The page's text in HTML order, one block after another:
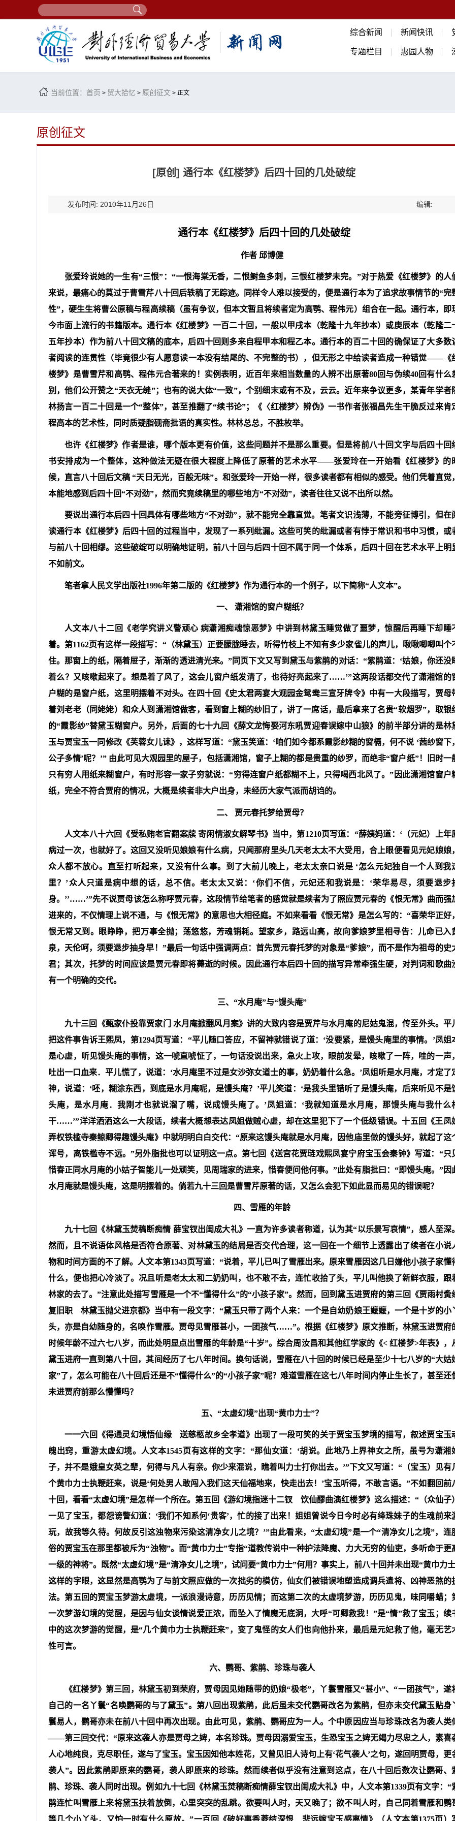
综合新闻 新闻快讯
专题栏目 惠园人物
当前位置： 首页 > 贸大拾忆 > 原创征文 > 正文
原创征文
[原创] 通行本《红楼梦》后四十回的几处破绽
发布时间: 2010年11月26日 编辑:
通行本《红楼梦》后四十回的几处破绽
作者 邱博健
张爱玲说她的一生有“三恨”：“一恨海棠无香，二恨鲥鱼多刺，三恨红楼梦未完。”对于热爱《红楼梦》的人
来说，最痛心的莫过于曹雪芹八十回后轶稿了无踪迹。同样令人难以接受的，便是通行本为了追求故事情节的“完
性”，硬生生将曹公原稿与程高续稿（虽有争议，但本文暂且将续者定为高鹗、程伟元）组合在一起。通行本，即
今市面上流行的书籍版本。通行本《红楼梦》一百二十回，一般以甲戌本（乾隆十九年抄本）或庚辰本（乾隆二
五年抄本）作为前八十回文稿的底本，后四十回则多来自程甲本和程乙本。通行本的百二十回的确保证了大多数
者阅读的连贯性（毕竟很少有人愿意读一本没有结尾的、不完整的书），但无形之中给读者造成一种错觉——《
楼梦》是曹雪芹和高鹗、程伟元合著来的！实例表明，近百年来相当数量的人辨不出原著80回与伪续40回有什么
别，他们公开赞之“天衣无缝”；也有的说大体“一致”，个别细末或有不及，云云。近年来争议更多，某青年学者
林扬言一百二十回是一个“整体”，甚至推翻了“续书论”；《〈红楼梦〉辨伪》一书作者张福昌先生干脆反过来肯
程高本的艺术性，同时质疑脂砚斋批语的真实性。林林总总，不胜枚举。
也许《红楼梦》作者是谁，哪个版本更有价值，这些问题并不是那么重要。但是将前八十回文字与后四十回
书安排成为一个整体，这种做法无疑在很大程度上降低了原著的艺术水平——张爱玲在一开始看《红楼梦》的
候，直言八十回后文稿 “天日无光，百般无味”。和张爱玲一开始一样，很多读者都有相似的感受。他们凭着直觉，
本能地感到后四十回“不对劲”，然而究竟续稿里的哪些地方“不对劲”，读者往往又说不出所以然。
要说出通行本后四十回具体有哪些地方“不对劲”，就不能完全靠直觉。笔者文识浅薄，不能旁征博引，但在
读通行本《红楼梦》后四十回的过程当中，发现了一系列纰漏。这些可笑的纰漏或者有悖于常识和书中习惯，或
与前八十回相缪。这些破绽可以明确地证明，前八十回与后四十回不属于同一个体系，后四十回在艺术水平上明
不如前文。
笔者拿人民文学出版社1996年第二版的《红楼梦》作为通行本的一个例子，以下简称“人文本”。
一、 潇湘馆的窗户糊纸？
人文本八十二回《老学究讲义警顽心 病潇湘痴魂惊恶梦》中讲到林黛玉睡觉做了噩梦，惊醒后再睡下却睡
着。第1162页有这样一段描写：“（林黛玉）正要朦胧睡去，听得竹枝上不知有多少家雀儿的声儿，啾啾唧唧叫个
住。那窗上的纸，隔着屉子，渐渐的透进清光来。”同页下文又写到黛玉与紫鹃的对话：“紫鹃道：‘姑娘，你还没
着么？又咳嗽起来了。想是着了风了，这会儿窗户纸发清了，也待好亮起来了……’”这两段话都交代了潇湘馆的
户糊的是窗户纸，这里明摆着不对头。在四十回《史太君两宴大观园金鸳鸯三宣牙牌令》中有一大段描写，贾母
着刘老老（同姥姥）和众人到潇湘馆做客，看到窗上糊的纱旧了，讲了一席话，最后拿来了名贵“软烟罗”，取银
的“霞影纱”替黛玉糊窗户。另外，后面的七十九回《薛文龙悔娶河东吼贾迎春误嫁中山狼》的前半部分讲的是林
玉与贾宝玉一同修改《芙蓉女儿诔》，这样写道：“黛玉笑道：‘咱们如今都系霞影纱糊的窗槅，何不说 ‘茜纱窗下，
公子多情’呢？’” 由此可见大观园里的屋子，包括潇湘馆，窗子上糊的都是贵重的纱罗，而绝非“窗户纸”！旧时一
只有穷人用纸来糊窗户，有时形容一家子穷就说：“穷得连窗户纸都糊不上，只得喝西北风了。”因此潇湘馆窗户
纸，完全不符合贾府的情况，大概是续者非大户出身，未经历大家气派而胡诌的。
二、 贾元春托梦给贾母？
人文本八十六回《受私贿老官翻案牍 寄闲情淑女解琴书》当中，第1210页写道：“薛姨妈道：‘（元妃）上年
病过一次，也就好了。这回又没听见娘娘有什么病，只闻那府里头几天老太太不大受用，合上眼便看见元妃娘娘，
众人都不放心。直至打听起来，又没有什么事。到了大前儿晚上，老太太亲口说是 ‘怎么元妃独自一个人到我
里？’众人只道是病中想的话，总不信。老太太又说：‘你们不信，元妃还和我说是：‘荣华易尽，须要退步
身。’’……’”先不说贾母该怎么称呼贾元春，这段情节给笔者的感觉就是续者为了照应贾元春的《恨无常》曲而强
进来的，不仅情理上说不通，与《恨无常》的意思也大相径庭。不如来看看《恨无常》是怎么写的：“喜荣华正好，
恨无常又到。眼睁睁，把万事全抛；荡悠悠，芳魂销耗。望家乡，路远山高，故向爹娘梦里相寻告：儿命已入
泉，天伦呵，须要退步抽身早！”最后一句话中强调两点：首先贾元春托梦的对象是“爹娘”，而不是作为祖母的史
君；其次，托梦的时间应该是贾元春即将薨逝的时候。因此通行本后四十回的描写异常牵强生硬，对判词和歌曲
有一个明确的交代。
三、“水月庵”与“馒头庵”
九十三回《甄家仆投靠贾家门 水月庵掀翻风月案》讲的大致内容是贾芹与水月庵的尼姑鬼混，传至外头。平
把这件事告诉王熙凤，第1294页写道：“平儿随口答应，不留神就错说了道：‘没要紧，是馒头庵里的事情。’凤姐
是心虚，听见馒头庵的事情，这一唬直唬怔了，一句话没说出来，急火上攻，眼前发晕，咳嗽了一阵，哇的一声，
吐出一口血来．平儿慌了，说道：‘水月庵里不过是女沙弥女道士的事，奶奶着什么急。’凤姐听是水月庵，才定了
神，说道：‘呸，糊涂东西，到底是水月庵呢，是馒头庵？’平儿笑道：‘是我头里错听了是馒头庵，后来听见不是
头庵，是水月庵．我刚才也就说溜了嘴，说成馒头庵了。’凤姐道：‘我就知道是水月庵，那馒头庵与我什么
干……’”洋洋洒洒这么一大段话，续者大概想表达凤姐做贼心虚，却在这里犯下了一个低级错误。十五回《王凤
弄权铁槛寺秦鲸卿得趣馒头庵》中就明明白白交代：“原来这馒头庵就是水月庵，因他庙里做的馒头好，就起了这
诨号，离铁槛寺不远。”另外脂批也可以证明这一点。第七回《送宫花贾琏戏熙凤宴宁府宝玉会秦钟》写道：“只
惜春正同水月庵的小姑子智能儿一处顽笑，见周瑞家的进来，惜春便问他何事。”此处有脂批曰：“即馒头庵。”因
水月庵就是馒头庵，这是明摆着的。倘若九十三回是曹雪芹原著的话，又怎么会犯下如此显而易见的错误呢？
四、雪雁的年龄
九十七回《林黛玉焚稿断痴情 薛宝钗出闺成大礼》一直为许多读者称道，认为其“以乐景写哀情”，感人至深。
然而，且不说语体风格是否符合原著、对林黛玉的结局是否交代合理，这一回在一个细节上透露出了续者在小说
物和时间方面的不了解。人文本第1343页写道：“说着，平儿已叫了雪雁出来。原来雪雁因这几日嫌他小孩子家懂
什么，便也把心冷淡了。况且听是老太太和二奶奶叫，也不敢不去，连忙收拾了头，平儿叫他换了新鲜衣服，跟
林家的去了。”注意此处描写雪雁是一个不“懂得什么”的“小孩子家”。然而，回到黛玉进贾府的第三回《贾雨村夤
复旧职 林黛玉抛父进京都》当中有一段文字：“黛玉只带了两个人来：一个是自幼奶娘王嬷嬷，一个是十岁的小
头，亦是自幼随身的，名唤作雪雁。贾母见雪雁甚小，一团孩气……”。根据《红楼梦》原文推断，林黛玉进贾府
时候年龄不过六七八岁，而此处明显点出雪雁的年龄是“十岁”。综合周汝昌和其他红学家的《< 红楼梦>年表》，
黛玉进府一直到第八十回，其间经历了七八年时间。换句话说，雪雁在八十回的时候已经是至少十七八岁的“大姑
家”了，怎么可能在八十回后还是不“懂得什么”的“小孩子家”呢？难道雪雁在这七八年时间内停止生长了，甚至还
未进贾府前那么懵懂吗？
五、“太虚幻境”出现“黄巾力士”？
一一六回《得通灵幻境悟仙缘 送慈柩故乡全孝道》出现了一段可笑的关于贾宝玉梦境的描写，叙述贾宝玉
魄出窍，重游太虚幻境。人文本1545页有这样的文字：“那仙女道：‘胡说。此地乃上界神女之所，虽号为潇湘
子，并不是娥皇女英之辈，何得与凡人有亲。你少来混说，瞧着叫力士打你出去。’”下文又写道：“（宝玉）见有
个黄巾力士执鞭赶来，说是‘何处男人敢闯入我们这天仙福地来，快走出去！’宝玉听得，不敢言语。”不如翻回前
十回，看看“太虚幻境”是怎样一个所在。第五回《游幻境指迷十二钗 饮仙醪曲演红楼梦》这么描述：“（众仙子）
一见了宝玉，都怨谤警幻道：‘我们不知系何‘贵客’，忙的接了出来！姐姐曾说今日今时必有绛珠妹子的生魂前来
玩，故我等久待。何故反引这浊物来污染这清净女儿之境？’”由此看来，“太虚幻境”是一个“清净女儿之境”，连
俗的贾宝玉在那里都被斥为“浊物”。而“黄巾力士”专指“道教传说中一种护法降魔、力大无穷的仙吏，多听命于更
一级的神将”。既然“太虚幻境”是“清净女儿之境”，试问要“黄巾力士”何用？事实上，前八十回并未出现“黄巾力
这样的字眼，这显然是高鹗为了与前文照应做的一次拙劣的模仿，仙女们被错误地塑造成调兵遣将、凶神恶煞的
法。第五回的贾宝玉梦游太虚境，一派浪漫诗意，历历见情；而这第二次的太虚境梦游，历历见鬼，味同嚼蜡；
一次梦游幻境的觉醒，是因与仙女谈情说爱正浓，而坠入了情魔无底洞，大呼“可卿救我！”是“情”救了宝玉；续
中的这次梦游的觉醒，是“几个黄巾力士执鞭赶来”，变了鬼怪的女人们也向他扑来，最后是元妃救了他，毫无艺
性可言。
六、鹦哥、紫鹃、珍珠与袭人
《红楼梦》第三回，林黛玉初到荣府，贾母因见她随带的奶娘“极老”，丫鬟雪雁又“甚小”、“一团孩气”，遂
自己的一名丫鬟“名唤鹦哥的与了黛玉”。第八回出现紫鹃，此后虽未交代鹦哥改名为紫鹃，但亦未交代黛玉贴身
鬟易人，鹦哥亦未在前八十回中再次出现。由此可见，紫鹃、鹦哥应为一人。个中原因应当与珍珠改名为袭人类
——第三回交代：“原来这袭人亦是贾母之婢，本名珍珠。贾母因溺爱宝玉，生恐宝玉之婢无竭力尽忠之人，素喜
人心地纯良，克尽职任，遂与了宝玉。宝玉因知他本姓花，又曾见旧人诗句上有‘花气袭人’之句，遂回明贾母，更
袭人”。因此紫鹃即原来的鹦哥，袭人即原来的珍珠。然而续者似乎没有注意到这点，在八十回后数次让鹦哥、
鹃、珍珠、袭人同时出现。例如九十七回《林黛玉焚稿断痴情薛宝钗出闺成大礼》中，人文本第1339页有文字：“
鹃连忙叫雪雁上来将黛玉扶着放倒，心里突突的乱跳。欲要叫人时，天又晚了；欲不叫人时，自己同着雪雁和鹦